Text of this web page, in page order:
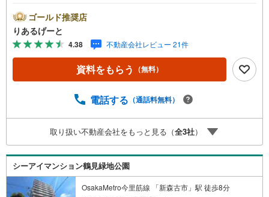
も近くファミリー層にもおススメ。■物件検討中のお客さ
ま！ちょっと見学してみたいだけなどでも内覧可能です！
売主さまの都合等で見学ができない場合がございます。お
気軽に「りあるげーと」までお問合わせ下さい！■「りある
げーと」が選ばれるポイント！■年中休まず営業中！いつで
も対応致します！・営業時間:9:00～21:00上記の時間帯
す！■各種相談、承ります！■【無料送迎】「小さなお子さ
らい」などご相談ください！営業スタッフがご自宅に伺っ
て送迎致します！【リフォーム相談】資格を持った専門ス
タッフがお悩みに合わせてお話をうかがい、お客さまにぴ
ったりの提案を行います！■その他:物件相談、住宅ローン
相談、ご質問、気になること、何でもお気軽にご相談くだ
さい！
ゴールド推奨店
りあるげーと
4.38 不動産会社レビュー 21件
資料をもらう （無料）
電話する （通話料無料）
取り扱い不動産会社をもっと見る（全3社）
シーアイマンション鶴見緑地公園
OsakaMetro今里筋線 「新森古市」駅 徒歩8分